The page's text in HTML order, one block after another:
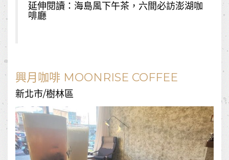
延伸閱讀： 海島風下午茶，六間必訪澎湖咖
啡廳
興月咖啡 MOONRISE COFFEE
新北市/樹林區